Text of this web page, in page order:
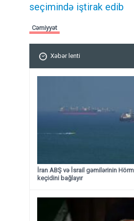
seçimində iştirak edib
Cəmiyyət
Xəbər lenti
İran ABŞ və İsrail gəmilərinin
keçidini bağlayır